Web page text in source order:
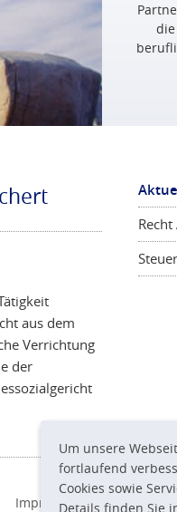
aus dem
Verrichtung
der
Impressum |
Um unsere
fortlaufend
Cookies sowie
Details finden Sie